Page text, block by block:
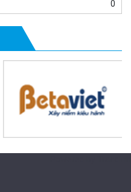
1.080.000 đ
0